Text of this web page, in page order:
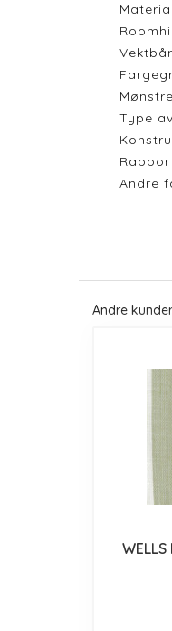
Type
Andre
Andre